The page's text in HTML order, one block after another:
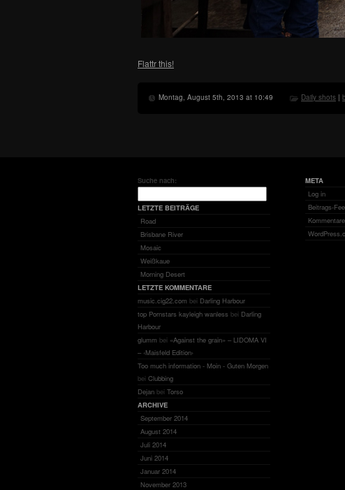
Flattr this!
Montag, August 5th, 2013 at 10:49 Daily shots |
Suche nach:
LETZTE BEITRÄGE
Road
Brisbane River
Mosaic
Weißkaue
Morning Desert
LETZTE KOMMENTARE
music.cig22.com bei Darling Harbour
top Pornstars kayleigh wanless bei Darling
Harbour
glumm bei «Against the grain» – LIDOMA VI
– ‹Maisfeld Edition›
Too much information - Moin - Guten Morgen
bei Clubbing
Dejan bei Torso
ARCHIVE
September 2014
August 2014
Juli 2014
Juni 2014
Januar 2014
November 2013
META
Log in
Beitrags-